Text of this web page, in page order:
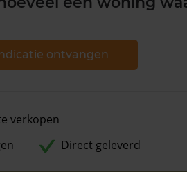
ontvangen
verkopen
Direct geleverd